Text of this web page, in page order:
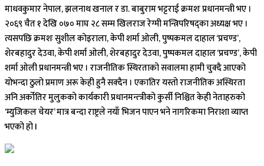
माधवकुमार नेपाल, झलनाथ खनाल र डा. बाबुराम भट्टराई क्रमशः प्रधानमन्त्री भए ।
२०६९ चैत १ देखि ०७० माघ २८ सम्म खिलराज रेग्मी मन्त्रिपरिषद्का अध्यक्ष भए ।
त्यसपछि क्रमशः सुशील कोइराला, केपी शर्मा ओली, पुष्पकमल दाहाल ‘प्रचण्ड’,
शेरबहादुर देउवा, केपी शर्मा ओली, शेरबहादुर देउवा, पुष्पकमल दाहाल ‘प्रचण्ड’, केपी
शर्मा ओली प्रधानमन्त्री भए । राजनीतिक स्थिरताको सवालमा हामी चुक्दै आएको
योभन्दा ठुलो प्रमाण अरू केही हुनै सक्दैन । एकातिर यस्तो राजनीतिक अस्थिरता
अनि अर्कोतिर मुलुकको कार्यकारी प्रधानमन्त्त्रीको कुर्सी निश्चित केही नेताहरुको
‘म्युजिकल चेयर’ मात्र बन्दा राष्ट्रले नयाँ भिजन पाएन भने नागरिकमा निराशा व्याप्त
भएको हो l